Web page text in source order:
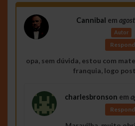
Cannibal em
Autor
opa, sem dúvida, estou com
franquia, logo
charlesbronson em